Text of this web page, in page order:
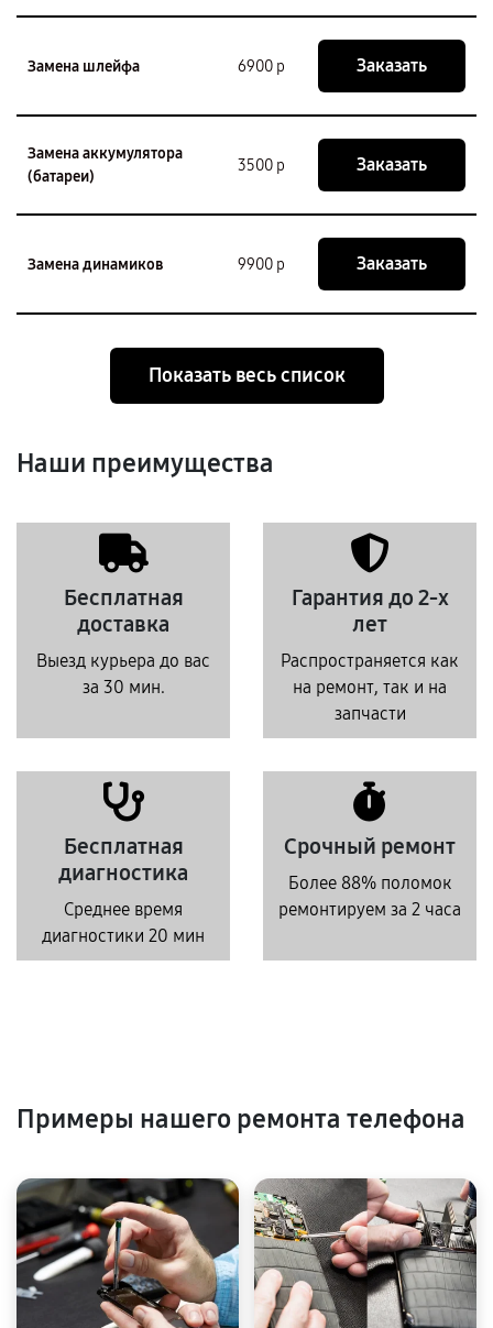
Замена шлейфа 6900 р Заказать
Замена аккумулятора
(батареи)
3500 р Заказать
Замена динамиков 9900 р Заказать
Показать весь список
Наши преимущества
Бесплатная
доставка
Выезд курьера до вас
за 30 мин.
Гарантия до 2-х
лет
Распространяется как
на ремонт, так и на
запчасти
Бесплатная
диагностика
Среднее время
диагностики 20 мин
Срочный ремонт
Более 88% поломок
ремонтируем за 2 часа
Примеры нашего ремонта телефона